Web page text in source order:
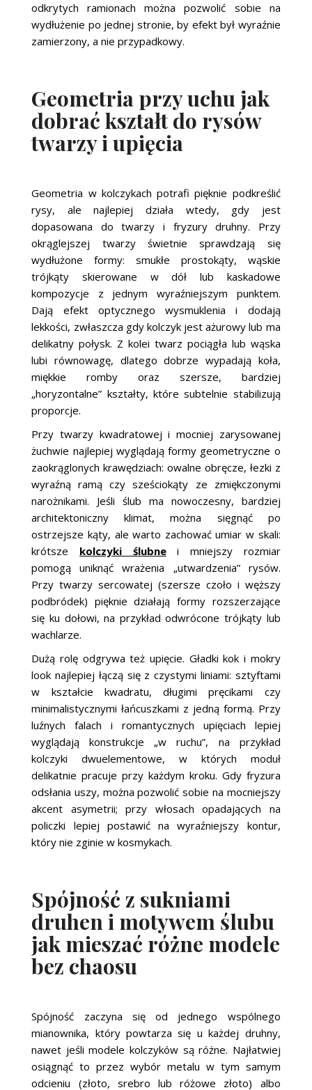
odkrytych ramionach można pozwolić sobie na
wydłużenie po jednej stronie, by efekt był wyraźnie
zamierzony, a nie przypadkowy.
Geometria przy uchu jak
dobrać kształt do rysów
twarzy i upięcia
Geometria w kolczykach potrafi pięknie podkreślić
rysy, ale najlepiej działa wtedy, gdy jest
dopasowana do twarzy i fryzury druhny. Przy
okrąglejszej twarzy świetnie sprawdzają się
wydłużone formy: smukłe prostokąty, wąskie
trójkąty skierowane w dół lub kaskadowe
kompozycje z jednym wyraźniejszym punktem.
Dają efekt optycznego wysmuklenia i dodają
lekkości, zwłaszcza gdy kolczyk jest ażurowy lub ma
delikatny połysk. Z kolei twarz pociągła lub wąska
lubi równowagę, dlatego dobrze wypadają koła,
miękkie romby oraz szersze, bardziej
„horyzontalne” kształty, które subtelnie stabilizują
proporcje.
Przy twarzy kwadratowej i mocniej zarysowanej
żuchwie najlepiej wyglądają formy geometryczne o
zaokrąglonych krawędziach: owalne obręcze, łezki z
wyraźną ramą czy sześciokąty ze zmiękczonymi
narożnikami. Jeśli ślub ma nowoczesny, bardziej
architektoniczny klimat, można sięgnąć po
ostrzejsze kąty, ale warto zachować umiar w skali:
krótsze kolczyki ślubnei mniejszy rozmiar
pomogą uniknąć wrażenia „utwardzenia” rysów.
Przy twarzy sercowatej (szersze czoło i węższy
podbródek) pięknie działają formy rozszerzające
się ku dołowi, na przykład odwrócone trójkąty lub
wachlarze.
Dużą rolę odgrywa też upięcie. Gładki kok i mokry
look najlepiej łączą się z czystymi liniami: sztyftami
w kształcie kwadratu, długimi pręcikami czy
minimalistycznymi łańcuszkami z jedną formą. Przy
luźnych falach i romantycznych upięciach lepiej
wyglądają konstrukcje „w ruchu”, na przykład
kolczyki dwuelementowe, w których moduł
delikatnie pracuje przy każdym kroku. Gdy fryzura
odsłania uszy, można pozwolić sobie na mocniejszy
akcent asymetrii; przy włosach opadających na
policzki lepiej postawić na wyraźniejszy kontur,
który nie zginie w kosmykach.
Spójność z sukniami
druhen i motywem ślubu
jak mieszać różne modele
bez chaosu
Spójność zaczyna się od jednego wspólnego
mianownika, który powtarza się u każdej druhny,
nawet jeśli modele kolczyków są różne. Najłatwiej
osiągnąć to przez wybór metalu w tym samym
odcieniu (złoto, srebro lub różowe złoto) albo